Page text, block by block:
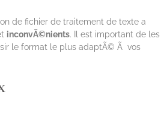
de fichier de traitement de texte a
inconvÃ©nients. Il est important de les
le format le plus adaptÃ© Ã vos